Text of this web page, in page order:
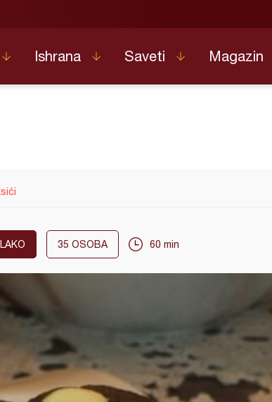
Ishrana Saveti Magazin
LAKO 35 OSOBA 60 min